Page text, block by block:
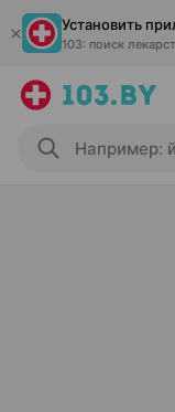
Установить
103: поиск
Например: